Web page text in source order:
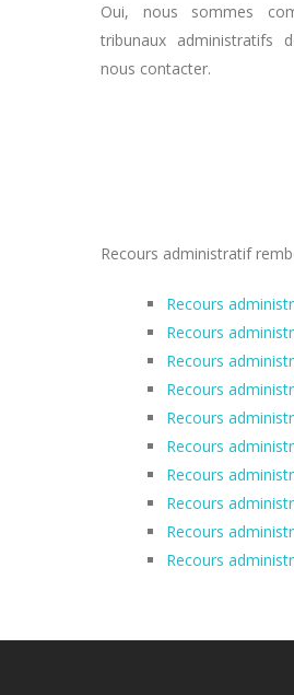
Oui, nous sommes
tribunaux administratifs
nous contacter.
Recours administratif
Recours
Recours
Recours
Recours
Recours
Recours
Recours
Recours
Recours
Recours